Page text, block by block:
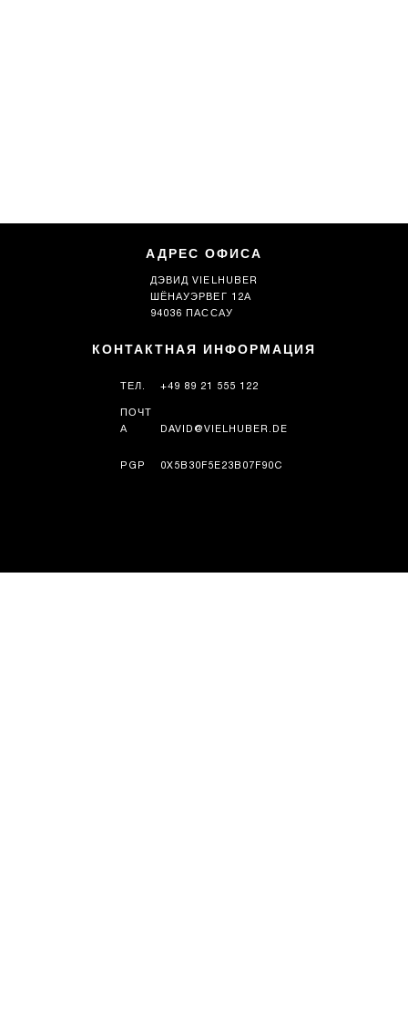
АДРЕС ОФИСА
ДЭВИД VIELHUBER
ШЁНАУЭРВЕГ 12А
94036 ПАССАУ
КОНТАКТНАЯ ИНФОРМАЦИЯ
ТЕЛ. +49 89 21 555 122
ПОЧТ
А
DAVID@VIELHUBER.DE
PGP 0X5B30F5E23B07F90C